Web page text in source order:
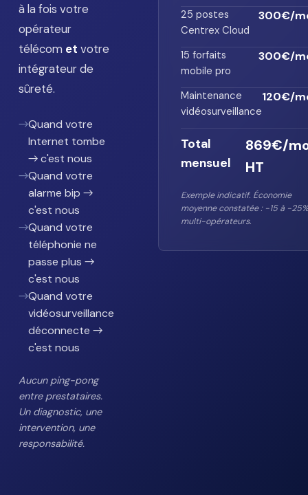
à la fois votre
opérateur
télécom et votre
intégrateur de
sûreté.
→Quand votre
Internet tombe
→ c'est nous
→Quand votre
alarme bip →
c'est nous
→Quand votre
téléphonie ne
passe plus →
c'est nous
→Quand votre
vidéosurveillance
déconnecte →
c'est nous
Aucun ping-pong
entre prestataires.
Un diagnostic, une
intervention, une
responsabilité.
25 postes
Centrex Cloud
300€/
15 forfaits
mobile pro
300€/
Maintenance
vidéosurveillance
120€/
Total
mensuel
869€/
HT
Exemple indicatif. Économie
moyenne constatée : -15 à -
multi-opérateurs.